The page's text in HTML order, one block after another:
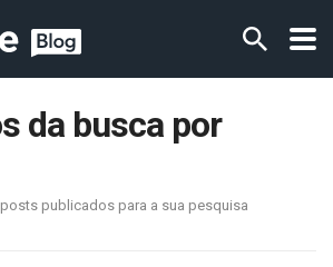
da busca por
posts publicados para a sua pesquisa